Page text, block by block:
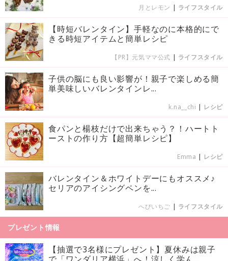
月とレモン | ライフスタイル
【時短バレンタイン】手軽なのに本格的にで
きる時短アイテムと簡単レシピ
【PR】元気ママ公式 | ライフスタイル
子供の脳にも良い影響が！親子で楽しめる簡
単美味しいバレンタインレ...
k.na__chi | レシピ
食パンと楊枝だけで出来ちゃう？！ハートト
ーストの作り方【超簡単レシピ】
Emma | レシピ
バレンタイン＆ホワイトデーにもオススメ♪
セリアのアイシングペンを...
へびいちご | ライフスタイル
プレゼント情報
【抽選で3名様にプレゼント】夏休みは親子